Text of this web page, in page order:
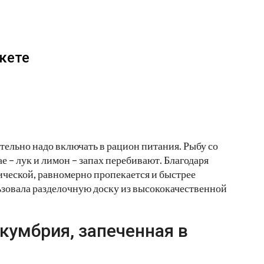
надо включать в рацион питания. Рыбу со
лук и лимон – запах перебивают. Благодаря
равномерно пропекается и быстрее
разделочную доску из высококачественной
запеченная в